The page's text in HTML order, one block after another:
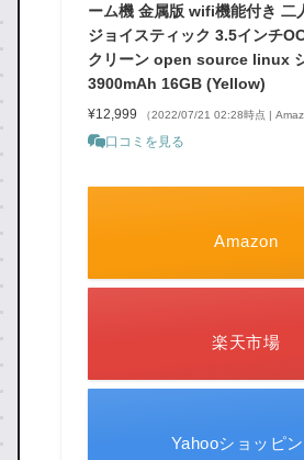
ーム機 金属版 wifi機能付き 二
ジョイスティック 3.5インチ
クリーン open source linux
3900mAh 16GB (Yellow)
¥12,999 （2022/07/21 02:28時点 |
口コミを見る
Amazon
楽天市場
Yahooショッピ